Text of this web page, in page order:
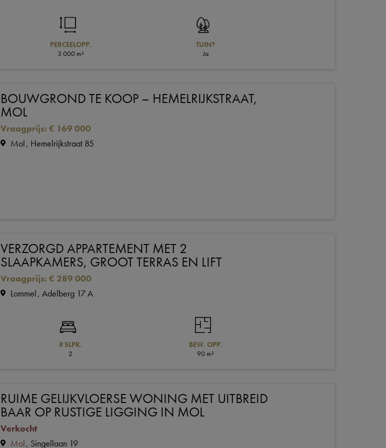
PERCEELOPP.
3 000 m²
TUIN?
Ja
BOUWGROND TE KOOP – HEMELRIJKSTRAAT,
MOL
Vraagprijs: € 169 000
Mol Hemelrijkstraat 85
VERZORGD APPARTEMENT MET 2
SLAAPKAMERS, GROOT TERRAS EN LIFT
Vraagprijs: € 289 000
Lommel Adelberg 17 A
# SLPK.
2
BEW. OPP.
90 m²
RUIME GELIJKVLOERSE WONING MET UITBREID
BAAR OP RUSTIGE LIGGING IN MOL
Verkocht
Mol Singellaan 19